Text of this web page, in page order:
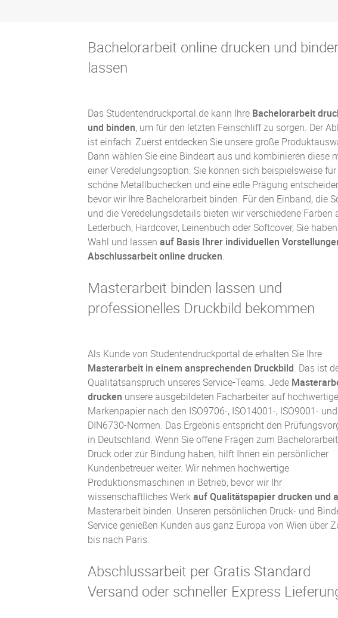
Bachelorarbeit online drucken und
lassen
Das Studentendruckportal.de kann Ihre Bachelorarbeit
und binden, um für den letzten Feinschliff zu sorgen. Der
ist einfach: Zuerst entdecken Sie unsere große
Dann wählen Sie eine Bindeart aus und kombinieren diese
einer Veredelungsoption. Sie können sich beispielsweise für
schöne Metallbuchecken und eine edle Prägung
bevor wir Ihre Bachelorarbeit binden. Für den Einband, die
und die Veredelungsdetails bieten wir verschiedene Farben
Lederbuch, Hardcover, Leinenbuch oderSoftcover, Sie
Wahl und lassen auf Basis Ihrer individuellen
Abschlussarbeit online drucken.
Masterarbeit binden lassen und
professionelles Druckbild bekommen
Als Kunde von Studentendruckportal.de erhalten Sie Ihre
Masterarbeit in einem ansprechenden Druckbild. Das ist
Qualitätsanspruch unseres Service-Teams. Jede
drucken unsere ausgebildeten Facharbeiter auf
Markenpapier nach den ISO9706-, ISO14001-, ISO9001- und
DIN6730-Normen. Das Ergebnis entspricht den
in Deutschland. Wenn Sie offene Fragen zum
Druck oder zur Bindung haben, hilft Ihnen ein persönlicher
Kundenbetreuer weiter. Wir nehmen hochwertige
Produktionsmaschinen in Betrieb, bevor wir Ihr
wissenschaftliches Werkauf Qualitätspapier drucken und
Masterarbeit binden. Unseren persönlichen Druck- und
Service genießen Kunden aus ganz Europa von Wien über
bis nach Paris.
Abschlussarbeit per Gratis Standard
Versand oder schneller Express